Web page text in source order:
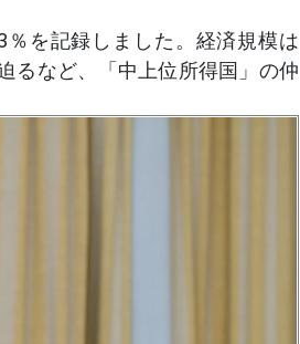
％を記録しました。経済規模は
るなど、「中上位所得国」の仲